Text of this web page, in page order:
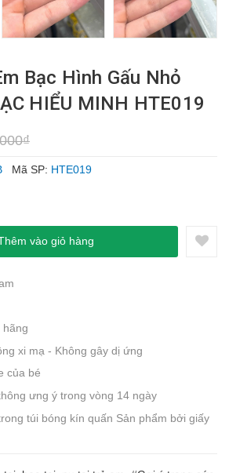
Bạc Hình Gấu Nhỏ
HIỂU MINH HTE019
Mã SP: HTE019
vào giỏ hàng
xi mạ - Không gây dị ứng
của bé
ưng ý trong vòng 14 ngày
túi bóng kín quấn Sản phẩm bởi giấy